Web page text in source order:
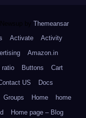
by Themeansar.
Activate
Activity
Amazon.in
ratio Buttons
Cart
US
Docs
Groups Home
home
Home page – Blog